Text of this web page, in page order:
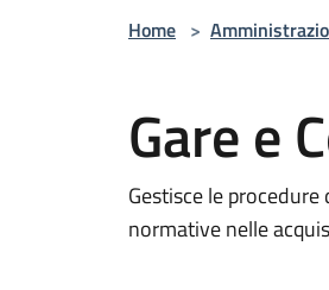
Home >
Gare e
Gestisce le
normative nelle